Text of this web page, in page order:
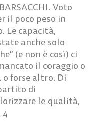
Voto
il poco peso in
Le capacità,
anche solo
(e non è così) ci
il coraggio o
o forse altro. Di
di
le qualità,
4